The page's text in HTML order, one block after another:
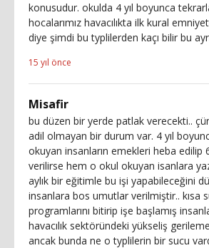
konusudur. okulda 4 yıl boyunca
hocalarımız havacılıkta ilk kural
diye şimdi bu typlilerden kaçı bilir bu
15 yıl önce
Misafir
bu düzen bir yerde patlak verecekti..
adil olmayan bir durum var. 4 yıl
okuyan insanların emekleri heba edilip
verilirse hem o okul okuyan isanlara
aylık bir eğitimle bu işi yapabileceğini
insanlara bos umutlar verilmiştir.. kısa
programlarını bitirip işe başlamış
havacılık sektöründeki yükseliş
ancak bunda ne o typlilerin bir sucu